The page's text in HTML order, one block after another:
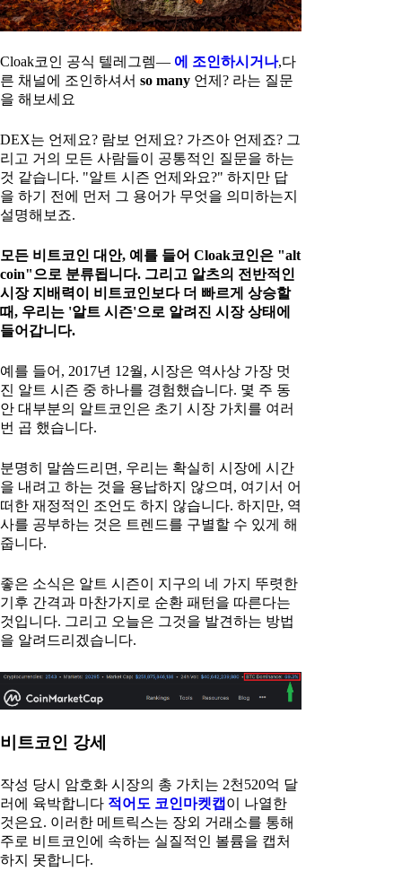
Cloak코인 공식 텔레그렘— 에 조인하시거나,다
른 채널에 조인하셔서 so many 언제? 라는 질문
을 해보세요
DEX는 언제요? 람보 언제요? 가즈아 언제죠? 그
리고 거의 모든 사람들이 공통적인 질문을 하는
것 같습니다. "알트 시즌 언제와요?" 하지만 답
을 하기 전에 먼저 그 용어가 무엇을 의미하는지
설명해보죠.
모든 비트코인 대안, 예를 들어 Cloak코인은 "alt
coin"으로 분류됩니다. 그리고 알츠의 전반적인
시장 지배력이 비트코인보다 더 빠르게 상승할
때, 우리는 '알트 시즌'으로 알려진 시장 상태에
들어갑니다.
예를 들어, 2017년 12월, 시장은 역사상 가장 멋
진 알트 시즌 중 하나를 경험했습니다. 몇 주 동
안 대부분의 알트코인은 초기 시장 가치를 여러
번 곱 했습니다.
분명히 말씀드리면, 우리는 확실히 시장에 시간
을 내려고 하는 것을 용납하지 않으며, 여기서 어
떠한 재정적인 조언도 하지 않습니다. 하지만, 역
사를 공부하는 것은 트렌드를 구별할 수 있게 해
줍니다.
좋은 소식은 알트 시즌이 지구의 네 가지 뚜렷한
기후 간격과 마찬가지로 순환 패턴을 따른다는
것입니다. 그리고 오늘은 그것을 발견하는 방법
을 알려드리겠습니다.
비트코인 강세
작성 당시 암호화 시장의 총 가치는 2천520억 달
러에 육박합니다 적어도 코인마켓캡 이 나열한
것은요. 이러한 메트릭스는 장외 거래소를 통해
주로 비트코인에 속하는 실질적인 볼륨을 캡처
하지 못합니다.